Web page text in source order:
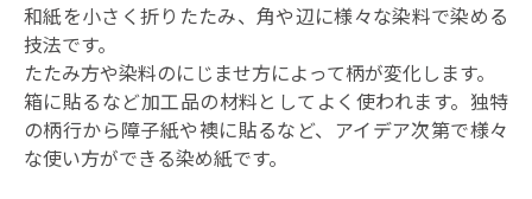
和紙を小さく折りたたみ、角や辺に様々な染料で染める
技法です。
たたみ方や染料のにじませ方によって柄が変化します。
箱に貼るなど加工品の材料としてよく使われます。独特
の柄行から障子紙や襖に貼るなど、アイデア次第で様々
な使い方ができる染め紙です。